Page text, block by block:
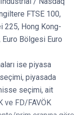
FTSE 100,
225, Hong Kong-
Bölgesi Euro
ise piyasa
piyasada
seçimi, ait
ve FD/FAVÖK